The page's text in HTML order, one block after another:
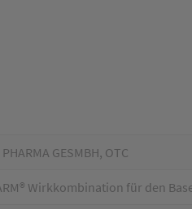
GESMBH, OTC
Wirkkombination für den